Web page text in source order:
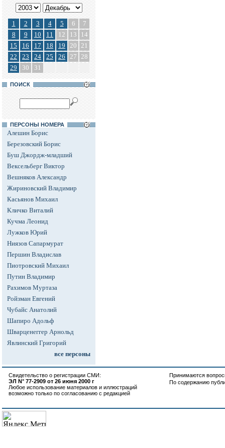
1 2 3 4 5 6
7
8
9 10 11 12 13
14
15
16 17 18 19 20 21
22
23 24 25 26 27 28
29
30 31
ПОИСК
ПЕРСОНЫ НОМЕРА
Алешин Борис
Березовский Борис
Буш Джордж-младший
Вексельберг Виктор
Вешняков Александр
Жириновский Владимир
Касьянов Михаил
Кличко Виталий
Кучма Леонид
Лужков Юрий
Ниязов Сапармурат
Першин Владислав
Пиотровский Михаил
Путин Владимир
Рахимов Муртаза
Ройзман Евгений
Чубайс Анатолий
Шапиро Адольф
Шварценеггер Арнольд
Явлинский Григорий
все персоны
Свидетельство о регистрации СМИ:
ЭЛ N° 77-2909 от 26 июня 2000 г
Любое использование материалов и иллюстраций
возможно только по согласованию с редакцией
Принимаются
По содержанию